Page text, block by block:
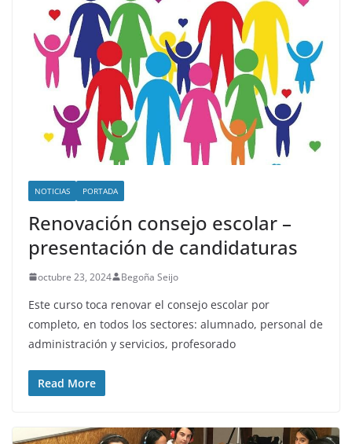
NOTICIAS PORTADA
Renovación consejo escolar –
presentación de candidaturas
octubre 23, 2024 Begoña Seijo
Este curso toca renovar el consejo escolar por
completo, en todos los sectores: alumnado, personal de
administración y servicios, profesorado
Read More